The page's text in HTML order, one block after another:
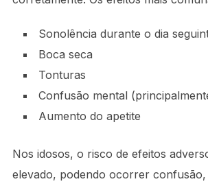
Sonolência durante o dia
Boca seca
Tonturas
Confusão mental
Aumento do apetite
Nos idosos, o risco de efeitos
elevado, podendo ocorrer confusão,